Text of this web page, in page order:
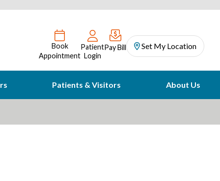
Book
Appointment
Patient
Login
Pay Bill Set My Location
Patients & Visitors About Us